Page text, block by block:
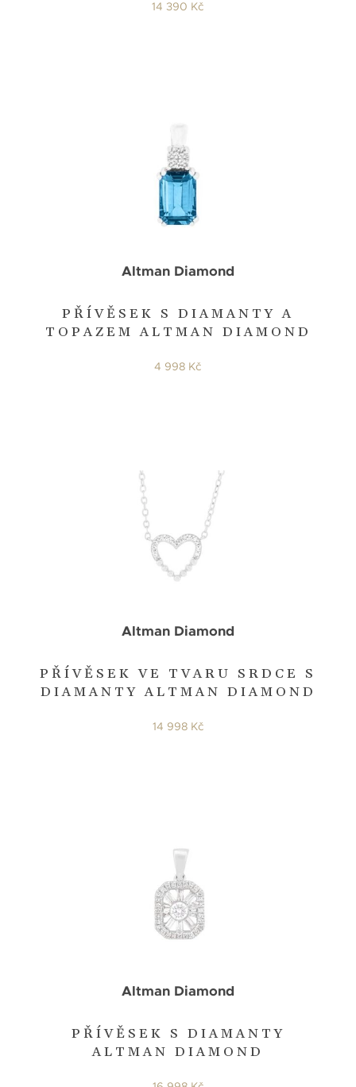
14 390 Kč
PŘÍVĚSEK S DIAMANTY A
TOPAZEM ALTMAN DIAMOND
Altman Diamond
4 998 Kč
PŘÍVĚSEK VE TVARU SRDCE S
DIAMANTY ALTMAN DIAMOND
Altman Diamond
14 998 Kč
PŘÍVĚSEK S DIAMANTY
ALTMAN DIAMOND
Altman Diamond